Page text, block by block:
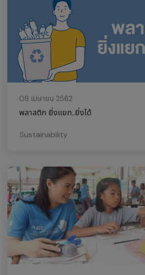
08 เมษายน 2562
พลาสติก ยิ่งแยก..ยิ่งได้
Sustainability